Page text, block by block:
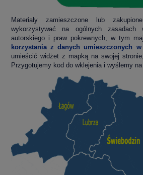
Materiały zamieszczone lub
wykorzystywać na ogólnych zasadach
autorskiego i praw pokrewnych, w tym
korzystania z danych umieszczonych
umieścić widżet z mapką na swojej
Przygotujemy kod do wklejenia i wyślemy